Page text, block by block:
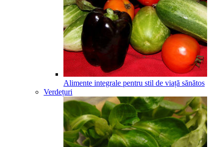
Alimente integrale pentru stil de viață sănătos
Verdețuri